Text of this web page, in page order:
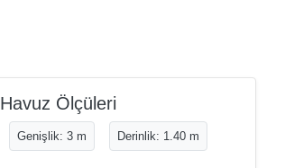
Havuz Ölçüleri
Genişlik: 3 m Derinlik: 1.40 m